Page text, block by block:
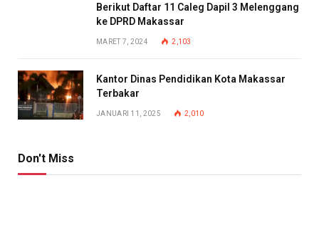
Berikut Daftar 11 Caleg Dapil 3 Melenggang
ke DPRD Makassar
MARET 7, 2024 2,103
Kantor Dinas Pendidikan Kota Makassar
Terbakar
JANUARI 11, 2025 2,010
Don't Miss